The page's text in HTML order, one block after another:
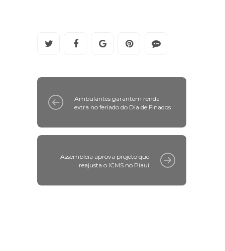
Ambulantes garantem renda
extra no feriado do Dia de Finados
Assembleia aprova projeto que
reajusta o ICMS no Piauí